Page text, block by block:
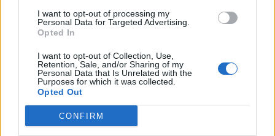
I want to opt-out of processing my
Personal Data for Targeted Advertising.
Opted In
I want to opt-out of Collection, Use,
Retention, Sale, and/or Sharing of my
Personal Data that Is Unrelated with the
Purposes for which it was collected.
Opted Out
CONFIRM
A S
Mais respostas deste quebra-cabeça:
Reino mágico de livro e filme
Foi harpista dos argonautas na mitologia grega
Marca de computadores como o Aspire e o Swift
Lucy __, uma das Panteras na versão de 2000
Vai que __, comédia com Paulo Gustavo